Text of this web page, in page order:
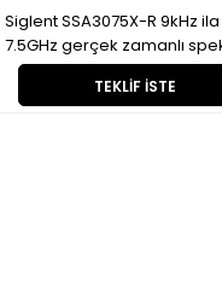
TEKLIF İSTE
Siglent SSA3075X-R 9kHz ila
7.5GHz gerçek zamanlı
analizörü